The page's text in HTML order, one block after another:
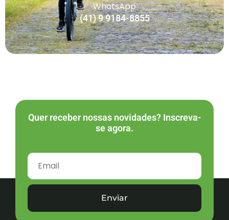
WhatsApp
(41) 9 9184-8855
Quer receber nossas novidades? Inscreva-
se agora.
Enviar